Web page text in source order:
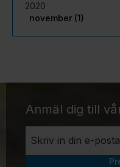
2020
november (1)
Anmäl dig till